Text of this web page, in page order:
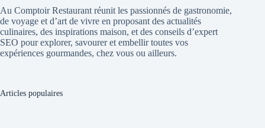
Au Comptoir Restaurant réunit les passionnés de gastronomie,
de voyage et d’art de vivre en proposant des actualités
culinaires, des inspirations maison, et des conseils d’expert
SEO pour explorer, savourer et embellir toutes vos
expériences gourmandes, chez vous ou ailleurs.
Articles populaires